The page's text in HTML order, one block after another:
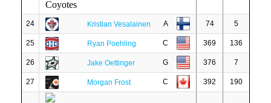
24 Kristian Vesalainen A 74 5
25 Ryan Poehling C 369 136
26 Jake Oettinger G 376 7
27 Morgan Frost C 392 190